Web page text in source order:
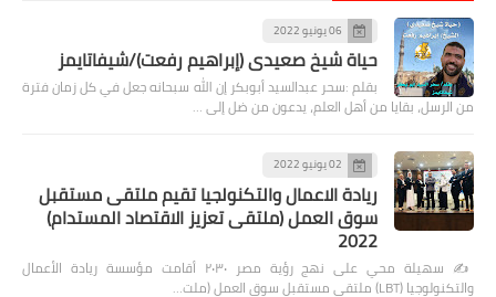
06 يونيو 2022
حياة شيخ صعيدى (إبراهيم رفعت)/شيفاتايمز
بقلم :سحر عبدالسيد أبوبكر إن الله سبحانه جعل في كل زمان فترة
من الرسل، بقايا من أهل العلم، يدعون من ضل إلى …
02 يونيو 2022
ريادة الاعمال والتكنولجيا تقيم ملتقى مستقبل
سوق العمل (ملتقى تعزيز الاقتصاد المستدام)
2022
✍️ سهيلة محي على نهج رؤية مصر ٢٠٣٠ أقامت مؤسسة ريادة الأعمال
والتكنولوجيا (LBT) ملتقى مستقبل سوق العمل (ملت…